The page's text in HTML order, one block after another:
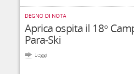
DEGNO DI NOTA
Aprica ospita il 18°
Para-Ski
Leggi